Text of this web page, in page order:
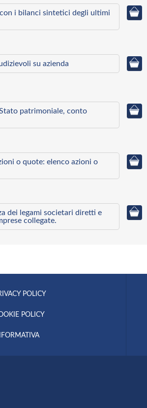
i bilanci sintetici degli ultimi
su azienda
patrimoniale, conto
o quote: elenco azioni o
dei legami societari diretti e
collegate.
POLICY
POLICY